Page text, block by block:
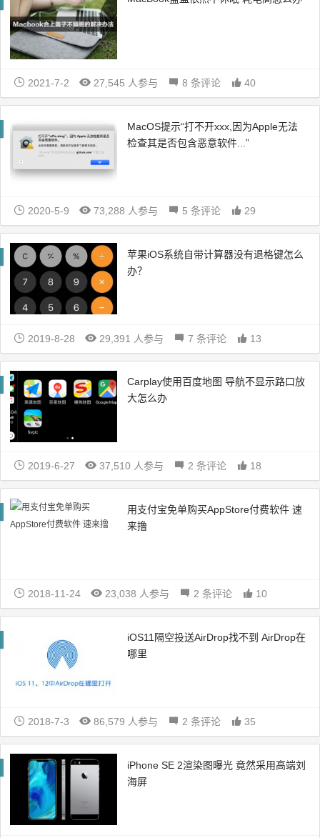
2021-7-2 27,545 人参与 8 条评论 40
MacOS提示“打不开xxx,因为Apple无法
检查其是否包含恶意软件...”
2020-5-9 73,288 人参与 5 条评论 29
苹果iOS系统自带计算器没有退格键怎么
办？
2019-8-28 29,391 人参与 7 条评论 13
Carplay使用百度地图 导航不显示路口放
大怎么办
2019-6-27 37,510 人参与 2 条评论 18
用支付宝免单购买AppStore付费软件 速
来撸
2018-11-24 23,038 人参与 2 条评论 10
iOS11隔空投送AirDrop找不到 AirDrop在
哪里
2018-7-3 86,579 人参与 2 条评论 35
iPhone SE 2渲染图曝光 竟然采用高端刘
海屏